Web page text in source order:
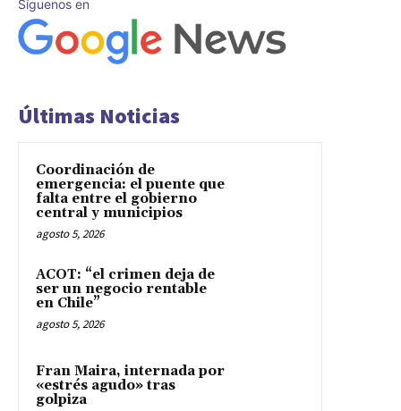
Síguenos en
Últimas Noticias
Coordinación de
emergencia: el puente que
falta entre el gobierno
central y municipios
agosto 5, 2026
ACOT: “el crimen deja de
ser un negocio rentable
en Chile”
agosto 5, 2026
Fran Maira, internada por
«estrés agudo» tras
golpiza